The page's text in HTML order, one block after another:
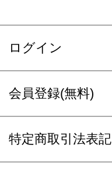
ログイン
会員登録(無料)
特定商取引法表記